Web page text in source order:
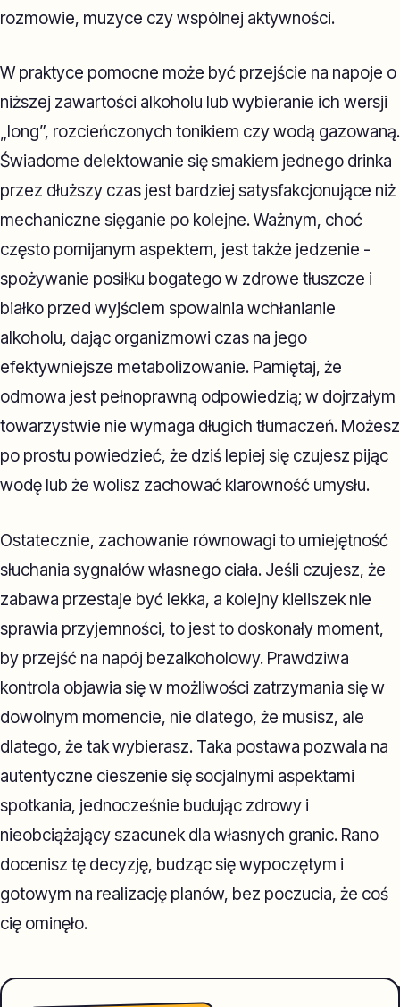
rozmowie, muzyce czy wspólnej aktywności.
W praktyce pomocne może być przejście na napoje o
niższej zawartości alkoholu lub wybieranie ich wersji
„long”, rozcieńczonych tonikiem czy wodą gazowaną.
Świadome delektowanie się smakiem jednego drinka
przez dłuższy czas jest bardziej satysfakcjonujące niż
mechaniczne sięganie po kolejne. Ważnym, choć
często pomijanym aspektem, jest także jedzenie -
spożywanie posiłku bogatego w zdrowe tłuszcze i
białko przed wyjściem spowalnia wchłanianie
alkoholu, dając organizmowi czas na jego
efektywniejsze metabolizowanie. Pamiętaj, że
odmowa jest pełnoprawną odpowiedzią; w dojrzałym
towarzystwie nie wymaga długich tłumaczeń. Możesz
po prostu powiedzieć, że dziś lepiej się czujesz pijąc
wodę lub że wolisz zachować klarowność umysłu.
Ostatecznie, zachowanie równowagi to umiejętność
słuchania sygnałów własnego ciała. Jeśli czujesz, że
zabawa przestaje być lekka, a kolejny kieliszek nie
sprawia przyjemności, to jest to doskonały moment,
by przejść na napój bezalkoholowy. Prawdziwa
kontrola objawia się w możliwości zatrzymania się w
dowolnym momencie, nie dlatego, że musisz, ale
dlatego, że tak wybierasz. Taka postawa pozwala na
autentyczne cieszenie się socjalnymi aspektami
spotkania, jednocześnie budując zdrowy i
nieobciążający szacunek dla własnych granic. Rano
docenisz tę decyzję, budząc się wypoczętym i
gotowym na realizację planów, bez poczucia, że coś
cię ominęło.